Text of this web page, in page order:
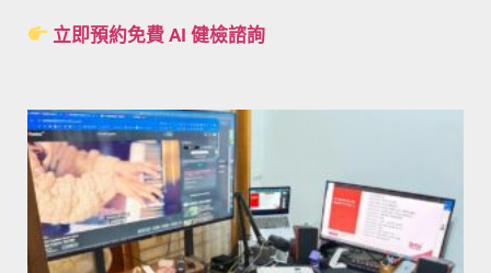
立即預約免費 AI 健檢諮詢